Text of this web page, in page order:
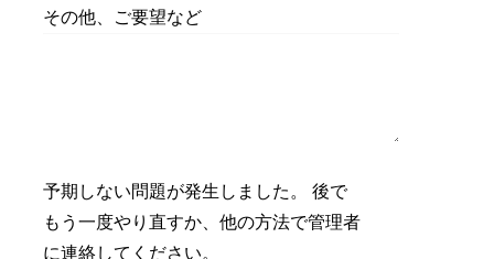
その他、ご要望など
予期しない問題が発生しました。 後で
もう一度やり直すか、他の方法で管理者
に連絡してください。